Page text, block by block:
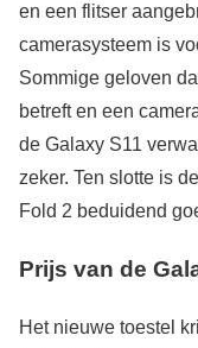
en een flitser
camerasysteem is
Sommige geloven
betreft en een
de Galaxy S11
zeker. Ten slotte is
Fold 2 beduidend
Prijs van de
Het nieuwe toestel